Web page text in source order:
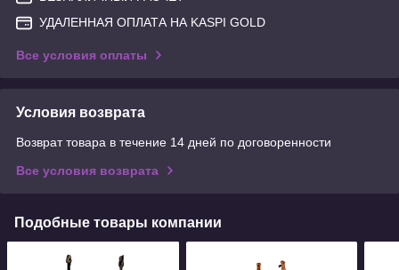
УДАЛЕННАЯ ОПЛАТА НА KASPI GOLD
Все условия оплаты
Условия возврата
Возврат товара в течение 14 дней по договоренности
Все условия возврата
Подобные товары компании